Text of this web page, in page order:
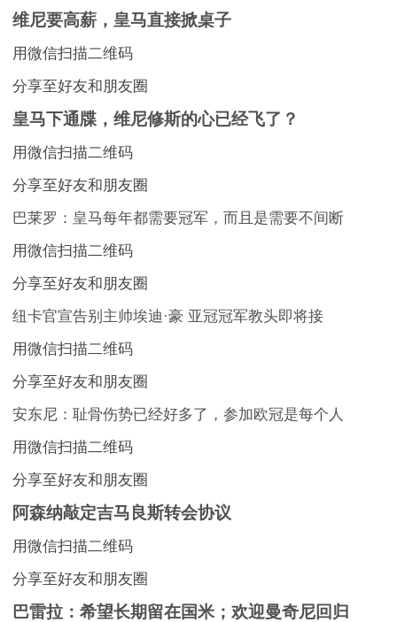
维尼要高薪，皇马直接掀桌子
用微信扫描二维码
分享至好友和朋友圈
皇马下通牒，维尼修斯的心已经飞了？
用微信扫描二维码
分享至好友和朋友圈
巴莱罗：皇马每年都需要冠军，而且是需要不间断
用微信扫描二维码
分享至好友和朋友圈
纽卡官宣告别主帅埃迪·豪 亚冠冠军教头即将接
用微信扫描二维码
分享至好友和朋友圈
安东尼：耻骨伤势已经好多了，参加欧冠是每个人
用微信扫描二维码
分享至好友和朋友圈
阿森纳敲定吉马良斯转会协议
用微信扫描二维码
分享至好友和朋友圈
巴雷拉：希望长期留在国米；欢迎曼奇尼回归